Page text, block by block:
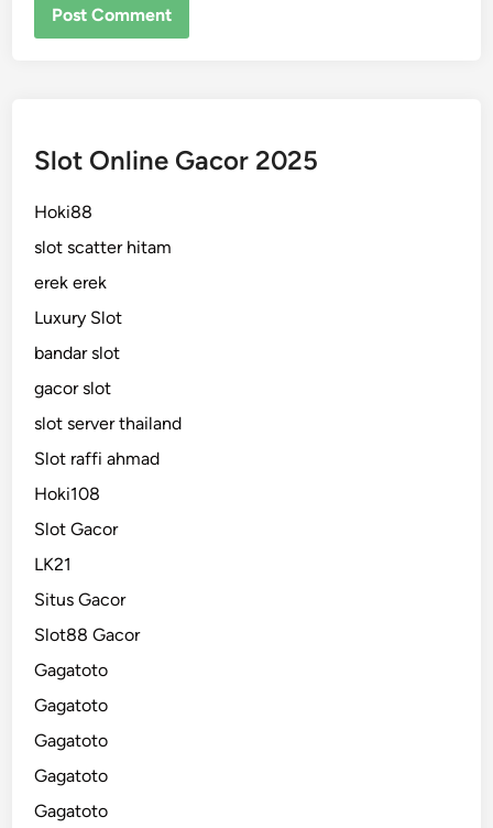
Slot Online Gacor 2025
Hoki88
slot scatter hitam
erek erek
Luxury Slot
bandar slot
gacor slot
slot server thailand
Slot raffi ahmad
Hoki108
Slot Gacor
LK21
Situs Gacor
Slot88 Gacor
Gagatoto
Gagatoto
Gagatoto
Gagatoto
Gagatoto